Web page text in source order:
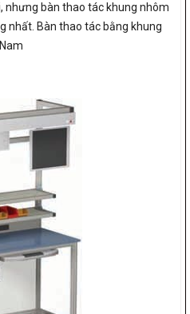
nhưng bàn thao tác khung nhôm
nhất. Bàn thao tác bằng khung